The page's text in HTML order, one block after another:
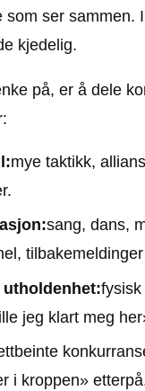
som ser sammen.
kjedelig.
på, er å dele
mye taktikk,
sang, dans,
utholdenhet:
jeg klart meg
i kroppen»